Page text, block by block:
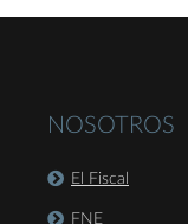
NOSOTROS
El Fiscal
FNE